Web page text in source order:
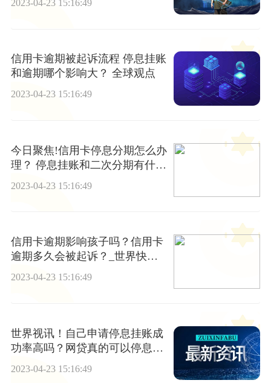
2023-04-23 15:16:49
信用卡逾期被起诉流程 停息挂账
和逾期哪个影响大？ 全球观点
2023-04-23 15:16:49
今日聚焦!信用卡停息分期怎么办
理？ 停息挂账和二次分期有什么
2023-04-23 15:16:49
信用卡逾期影响孩子吗？信用卡
逾期多久会被起诉？_世界快资
讯
2023-04-23 15:16:49
世界视讯！自己申请停息挂账成
功率高吗？网贷真的可以停息挂
2023-04-23 15:16:49